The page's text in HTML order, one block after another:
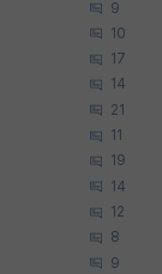
9
10
17
14
21
11
19
14
12
8
9